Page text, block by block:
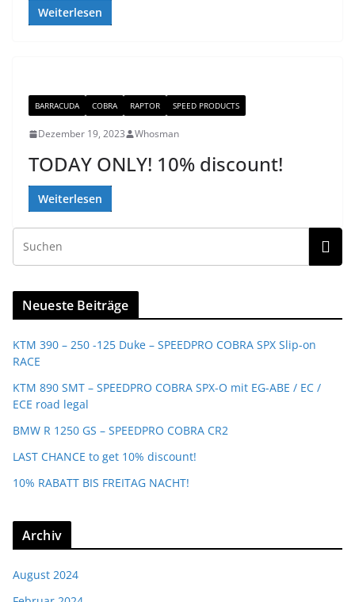
Weiterlesen
BARRACUDA COBRA RAPTOR SPEED PRODUCTS
Dezember 19, 2023 Whosman
TODAY ONLY! 10% discount!
Weiterlesen
Neueste Beiträge
KTM 390 – 250 -125 Duke – SPEEDPRO COBRA SPX Slip-on
RACE
KTM 890 SMT – SPEEDPRO COBRA SPX-O mit EG-ABE / EC /
ECE road legal
BMW R 1250 GS – SPEEDPRO COBRA CR2
LAST CHANCE to get 10% discount!
10% RABATT BIS FREITAG NACHT!
Archiv
August 2024